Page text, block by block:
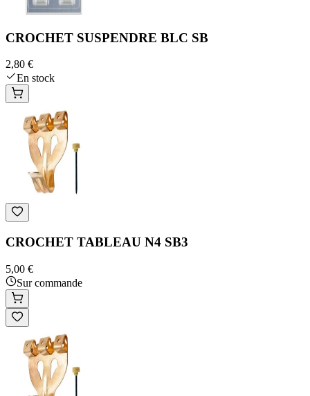
CROCHET SUSPENDRE BLC SB
2,80 €
En stock
CROCHET TABLEAU N4 SB3
5,00 €
Sur commande